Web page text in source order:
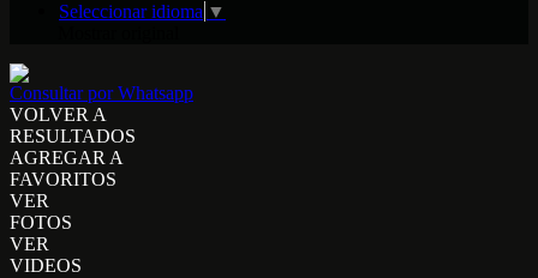
Seleccionar idioma ▼
Consultar por Whatsapp
VOLVER A
RESULTADOS
AGREGAR A
FAVORITOS
VER
FOTOS
VER
VIDEOS